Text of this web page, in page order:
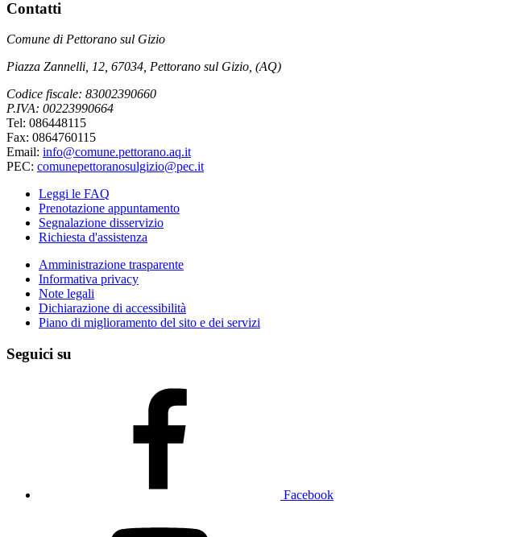
Contatti
Comune di Pettorano sul Gizio
Piazza Zannelli, 12, 67034, Pettorano sul Gizio, (AQ)
Codice fiscale: 83002390660
P.IVA: 00223990664
Tel: 086448115
Fax: 0864760115
Email: info@comune.pettorano.aq.it
PEC: comunepettoranosulgizio@pec.it
Leggi le FAQ
Prenotazione appuntamento
Segnalazione disservizio
Richiesta d'assistenza
Amministrazione trasparente
Informativa privacy
Note legali
Dichiarazione di accessibilità
Piano di miglioramento del sito e dei servizi
Seguici su
Facebook